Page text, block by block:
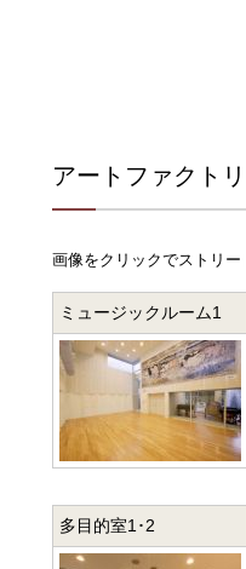
アートファクト
画像をクリックでストリ
ミュージックルーム1
多目的室1･2